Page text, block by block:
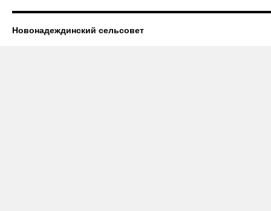
Новонадеждинский сельсовет